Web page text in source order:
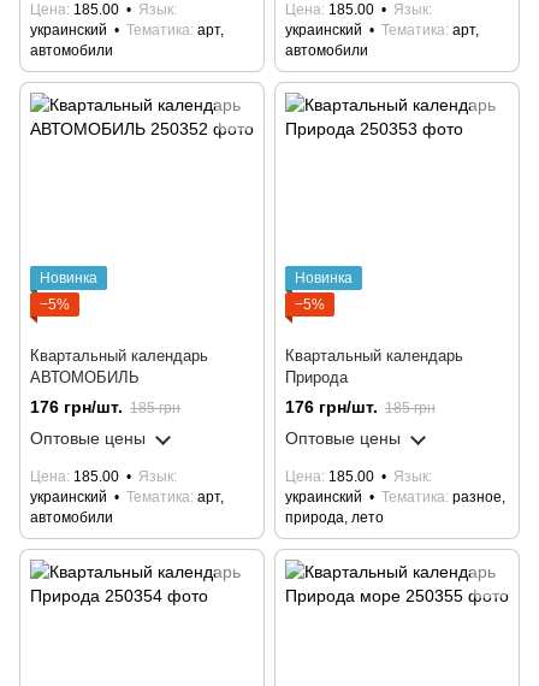
Цена 185.00
Язык
украинский
Тематика арт,
автомобили
Цена 185.00
Язык
украинский
Тематика арт,
автомобили
Новинка
−5%
Квартальный календарь
АВТОМОБИЛЬ
176 грн/шт. 185 грн
Оптовые цены
Цена 185.00
Язык
украинский
Тематика арт,
автомобили
Новинка
−5%
Квартальный календарь
Природа
176 грн/шт. 185 грн
Оптовые цены
Цена 185.00
Язык
украинский
Тематика разное,
природа, лето